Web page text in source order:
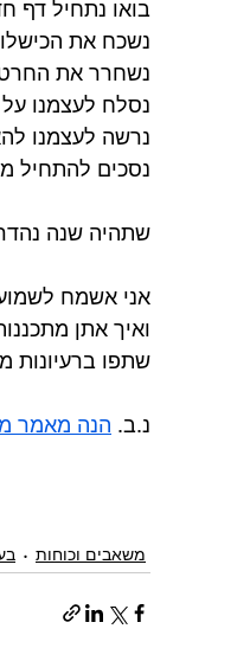
בואו נתחיל דף
נשכח את
נשחרר את
נסלח לעצמנו
נרשה לעצמנו
נסכים להתחיל
שתהיה שנה
אני אשמח
ואיך אתן
שתפו ברעיונות
נ.ב. הנה מאמר
משאבים וכוחות